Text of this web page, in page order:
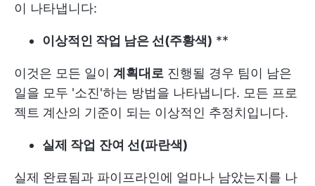
이 나타냅니다:
이상적인 작업 남은 선(주황색) **
이것은 모든 일이 계획대로 진행될 경우 팀이 남은
일을 모두 '소진'하는 방법을 나타냅니다. 모든 프로
젝트 계산의 기준이 되는 이상적인 추정치입니다.
실제 작업 잔여 선(파란색)
실제 완료됨과 파이프라인에 얼마나 남았는지를 나